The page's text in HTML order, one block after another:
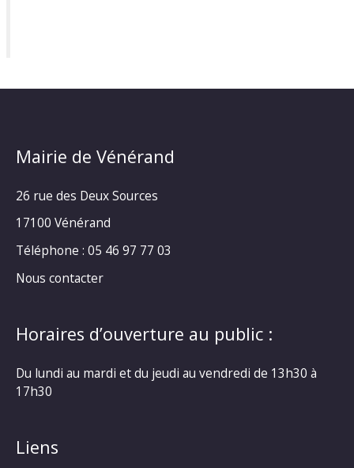
Mairie de Vénérand
26 rue des Deux Sources
17100 Vénérand
Téléphone : 05 46 97 77 03
Nous contacter
Horaires d’ouverture au public :
Du lundi au mardi et du jeudi au vendredi de 13h30 à
17h30
Liens